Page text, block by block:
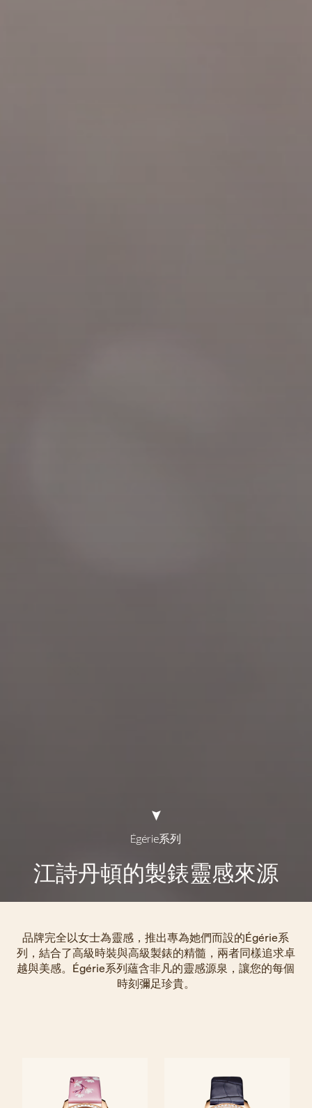
Égérie系列
江詩丹頓的製錶靈感來源
品牌完全以女士為靈感，推出專為她們而設的Égérie系
列，結合了高級時裝與高級製錶的精髓，兩者同樣追求卓
越與美感。Égérie系列蘊含非凡的靈感源泉，讓您的每個
時刻彌足珍貴。